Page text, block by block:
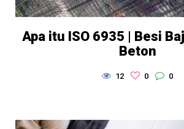
Apa itu ISO 6935 | Besi
Beton
12 0 0